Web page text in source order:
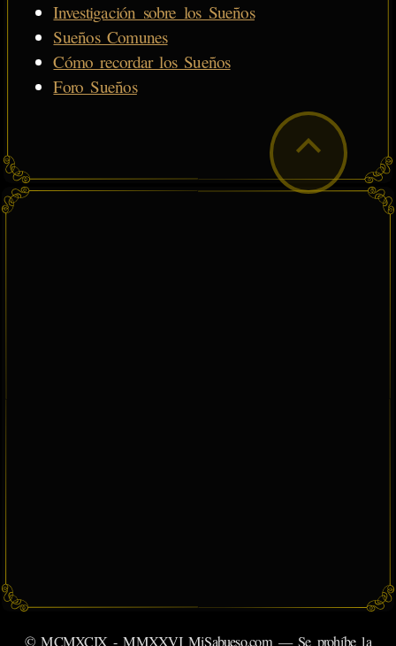
Investigación sobre los Sueños
Sueños Comunes
Cómo recordar los Sueños
Foro Sueños
© MCMXCIX - MMXXVI MiSabueso.com — Se prohíbe la